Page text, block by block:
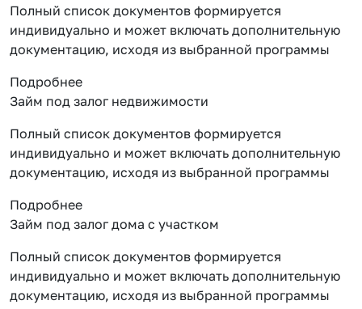
Полный список документов формируется
индивидуально и может включать дополнительную
документацию, исходя из выбранной программы
Подробнее
Займ под залог недвижимости
Полный список документов формируется
индивидуально и может включать дополнительную
документацию, исходя из выбранной программы
Подробнее
Займ под залог дома с участком
Полный список документов формируется
индивидуально и может включать дополнительную
документацию, исходя из выбранной программы